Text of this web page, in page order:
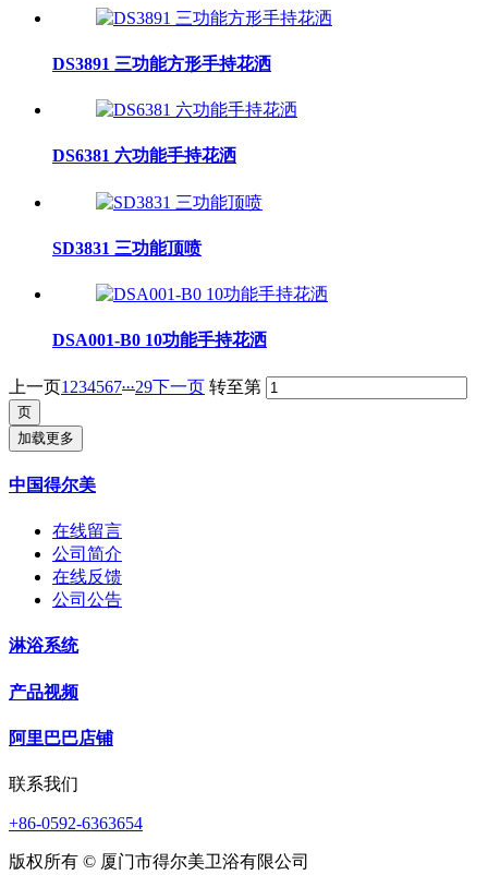
DS3891 三功能方形手持花洒
DS6381 六功能手持花洒
SD3831 三功能顶喷
DSA001-B0 10功能手持花洒
上一页1 234567...29下一页 转至第
加载更多
中国得尔美
在线留言
公司简介
在线反馈
公司公告
淋浴系统
产品视频
阿里巴巴店铺
联系我们
+86-0592-6363654
版权所有 © 厦门市得尔美卫浴有限公司